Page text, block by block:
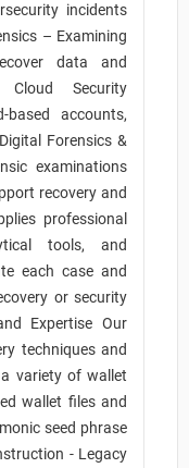
incidents
– Examining
data and
Security
accounts,
Forensics &
examinations
recovery and
professional
tools, and
each case and
or security
Expertise Our
techniques and
variety of wallet
wallet files and
seed phrase
- Legacy